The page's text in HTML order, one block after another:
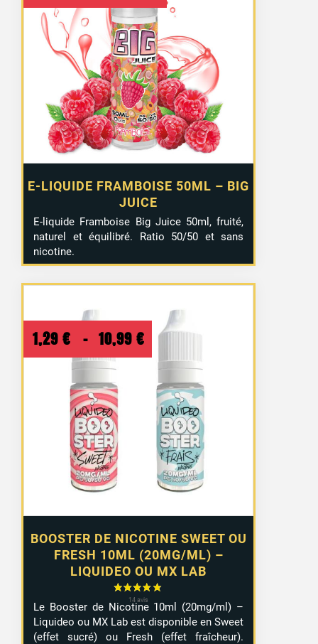
E-LIQUIDE FRAMBOISE 50ML – BIG
JUICE
prix
initial
était :
12,90 €.
prix
actuel
est :
7,99 €.
E-liquide Framboise Big Juice 50ml, fruité,
naturel et équilibré. Ratio 50/50 et sans
nicotine.
BOOSTER DE NICOTINE SWEET OU
FRESH 10ML (20MG/ML) –
LIQUIDEO OU MX LAB
1,29 € – 10,99 €
Plage
de
prix :
1,29 €
10,99 €
Le Booster de Nicotine 10ml (20mg/ml) –
Liquideo ou MX Lab est disponible en Sweet
(effet sucré) ou Fresh (effet fraîcheur).